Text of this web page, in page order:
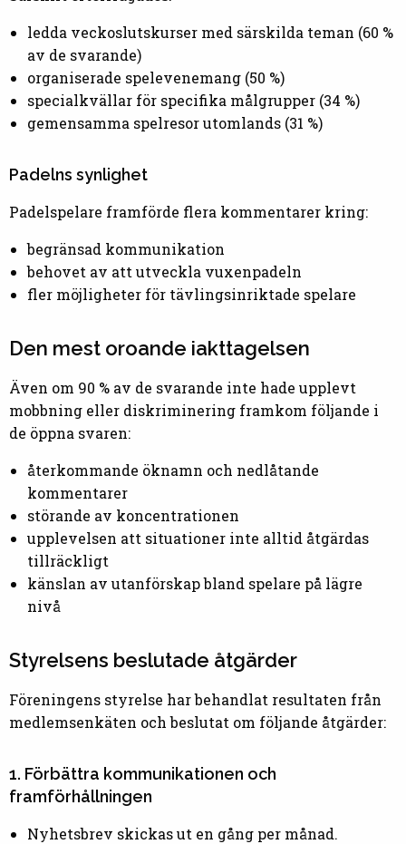
ledda veckoslutskurser med särskilda teman (60 %
av de svarande)
organiserade spelevenemang (50 %)
specialkvällar för specifika målgrupper (34 %)
gemensamma spelresor utomlands (31 %)
Padelns synlighet
Padelspelare framförde flera kommentarer kring:
begränsad kommunikation
behovet av att utveckla vuxenpadeln
fler möjligheter för tävlingsinriktade spelare
Den mest oroande iakttagelsen
Även om 90 % av de svarande inte hade upplevt
mobbning eller diskriminering framkom följande i
de öppna svaren:
återkommande öknamn och nedlåtande
kommentarer
störande av koncentrationen
upplevelsen att situationer inte alltid åtgärdas
tillräckligt
känslan av utanförskap bland spelare på lägre
nivå
Styrelsens beslutade åtgärder
Föreningens styrelse har behandlat resultaten från
medlemsenkäten och beslutat om följande åtgärder:
1. Förbättra kommunikationen och
framförhållningen
Nyhetsbrev skickas ut en gång per månad.